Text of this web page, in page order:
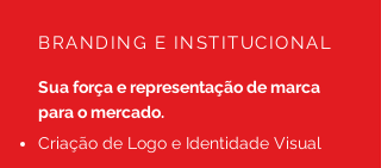
BRANDING E INSTITUCIONAL
Sua força e representação de marca
para o mercado.
Criação de Logo e Identidade Visual